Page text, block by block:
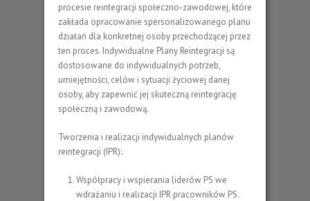
procesie reintegracji społeczno-zawodowej, które
zakłada opracowanie spersonalizowanego planu
działań dla konkretnej osoby przechodzącej przez
ten proces. Indywidualne Plany Reintegracji są
dostosowane do indywidualnych potrzeb,
umiejętności, celów i sytuacji życiowej danej
osoby, aby zapewnić jej skuteczną reintegrację
społeczną i zawodową.
Tworzenia i realizacji indywidualnych planów
reintegracji (IPR):.
Współpracy i wspierania liderów PS we
wdrażaniu i realizacji IPR pracowników PS.